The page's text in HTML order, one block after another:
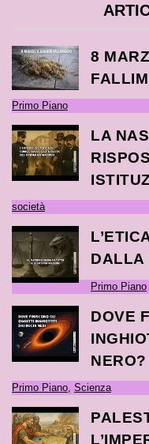
8
Primo Piano
LA
società
DALLA
Primo Piano
DOVE
NERO?
Primo Piano, Scienza